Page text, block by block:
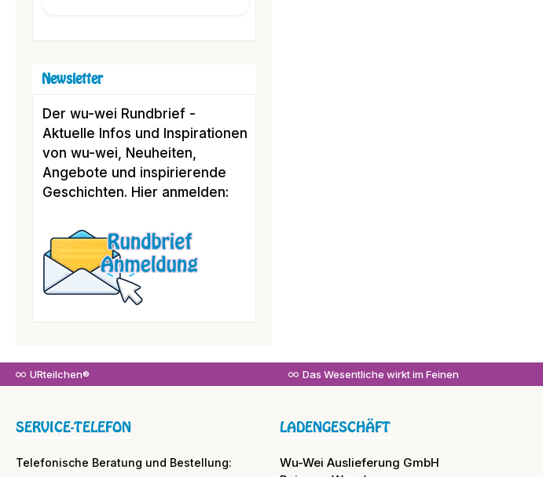
Newsletter
Der wu-wei Rundbrief -
Aktuelle Infos und Inspirationen
von wu-wei, Neuheiten,
Angebote und inspirierende
Geschichten. Hier anmelden:
URteilchen® Das Wesentliche wirkt im Feinen
SERVICE-TELEFON
Telefonische Beratung und Bestellung:
LADENGESCHÄFT
Wu-Wei Auslieferung GmbH